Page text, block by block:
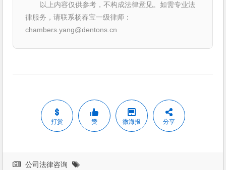
以上内容仅供参考，不构成法律意见。如需专业法
律服务，请联系杨春宝一级律师：
chambers.yang@dentons.cn
打赏 赞 微海报 分享
公司法律咨询